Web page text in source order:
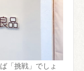
「挑戦」でしょ